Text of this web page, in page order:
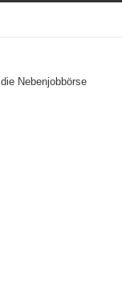
die Nebenjobbörse